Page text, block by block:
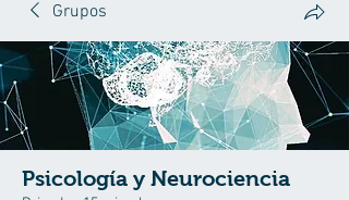
Grupos
Psicología y Neurociencia